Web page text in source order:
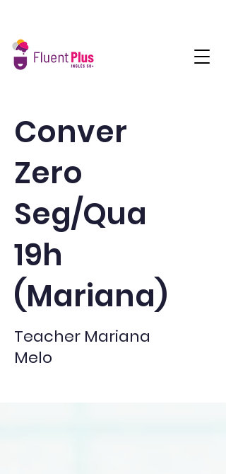
Conver
Zero
Seg/Qua
19h
(Mariana)
Teacher Mariana
Melo